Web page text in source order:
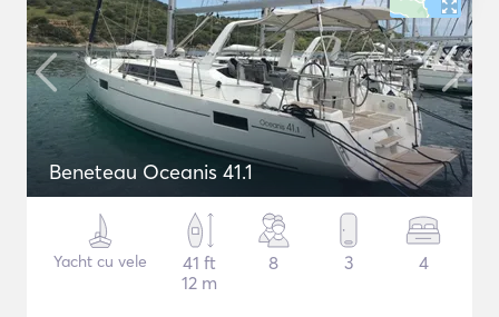
Beneteau Oceanis 41.1
Yacht cu vele
41 ft
12 m
8 3 4